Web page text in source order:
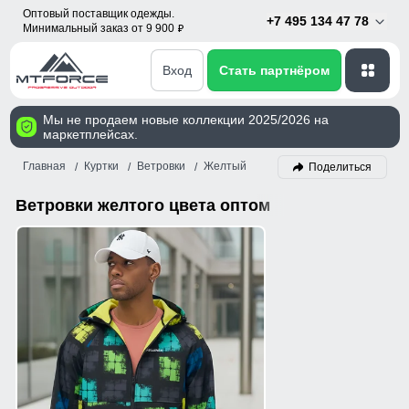
Оптовый поставщик одежды.
Минимальный заказ от 9 900 p
+7 495 134 47 78
Вход Стать партнёром
Мы не продаем новые коллекции 2025/2026 на
маркетплейсах.
Главная Куртки Ветровки Желтый Поделиться
Ветровки желтого цвета оптом